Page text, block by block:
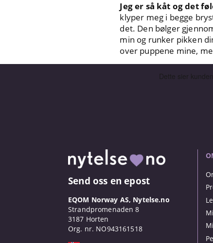
Jeg er så kåt og det
klyper meg i begge
det. Den bølger
min og runker pikken
over puppene mine,
Send oss en epost
EQOM Norway AS, Nytelse.no
Strandpromenaden 8
3187 Horten
Org. nr. NO943161518